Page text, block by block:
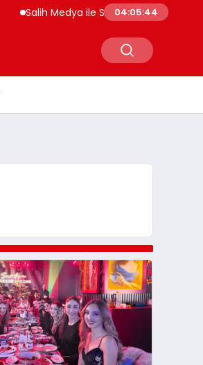
Salih Medya ile Sosyal Medya Profil
04:05:44